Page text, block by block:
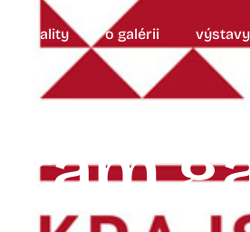
aktuality o galérii výstavy